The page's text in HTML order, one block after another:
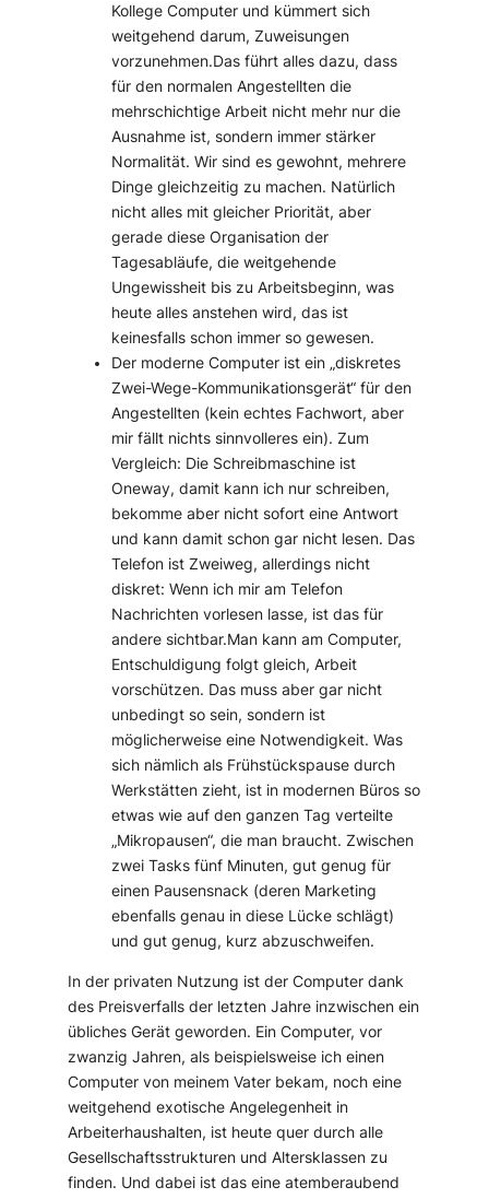
Kollege Computer und kümmert sich
weitgehend darum, Zuweisungen
vorzunehmen.Das führt alles dazu, dass
für den normalen Angestellten die
mehrschichtige Arbeit nicht mehr nur die
Ausnahme ist, sondern immer stärker
Normalität. Wir sind es gewohnt, mehrere
Dinge gleichzeitig zu machen. Natürlich
nicht alles mit gleicher Priorität, aber
gerade diese Organisation der
Tagesabläufe, die weitgehende
Ungewissheit bis zu Arbeitsbeginn, was
heute alles anstehen wird, das ist
keinesfalls schon immer so gewesen.
Der moderne Computer ist ein „diskretes
Zwei-Wege-Kommunikationsgerät“ für den
Angestellten (kein echtes Fachwort, aber
mir fällt nichts sinnvolleres ein). Zum
Vergleich: Die Schreibmaschine ist
Oneway, damit kann ich nur schreiben,
bekomme aber nicht sofort eine Antwort
und kann damit schon gar nicht lesen. Das
Telefon ist Zweiweg, allerdings nicht
diskret: Wenn ich mir am Telefon
Nachrichten vorlesen lasse, ist das für
andere sichtbar.Man kann am Computer,
Entschuldigung folgt gleich, Arbeit
vorschützen. Das muss aber gar nicht
unbedingt so sein, sondern ist
möglicherweise eine Notwendigkeit. Was
sich nämlich als Frühstückspause durch
Werkstätten zieht, ist in modernen Büros so
etwas wie auf den ganzen Tag verteilte
„Mikropausen“, die man braucht. Zwischen
zwei Tasks fünf Minuten, gut genug für
einen Pausensnack (deren Marketing
ebenfalls genau in diese Lücke schlägt)
und gut genug, kurz abzuschweifen.
In der privaten Nutzung ist der Computer dank
des Preisverfalls der letzten Jahre inzwischen ein
übliches Gerät geworden. Ein Computer, vor
zwanzig Jahren, als beispielsweise ich einen
Computer von meinem Vater bekam, noch eine
weitgehend exotische Angelegenheit in
Arbeiterhaushalten, ist heute quer durch alle
Gesellschaftsstrukturen und Altersklassen zu
finden. Und dabei ist das eine atemberaubend